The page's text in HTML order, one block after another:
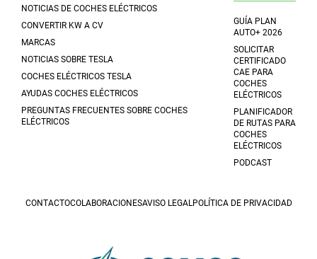
NOTICIAS DE COCHES ELÉCTRICOS
CONVERTIR KW A CV
MARCAS
NOTICIAS SOBRE TESLA
COCHES ELÉCTRICOS TESLA
AYUDAS COCHES ELÉCTRICOS
PREGUNTAS FRECUENTES SOBRE COCHES
ELÉCTRICOS
GUÍA PLAN
AUTO+ 2026
SOLICITAR
CERTIFICADO
CAE PARA
COCHES
ELÉCTRICOS
PLANIFICADOR
DE RUTAS PARA
COCHES
ELÉCTRICOS
PODCAST
CONTACTOCOLABORACIONESAVISO LEGALPOLÍTICA DE PRIVACIDAD